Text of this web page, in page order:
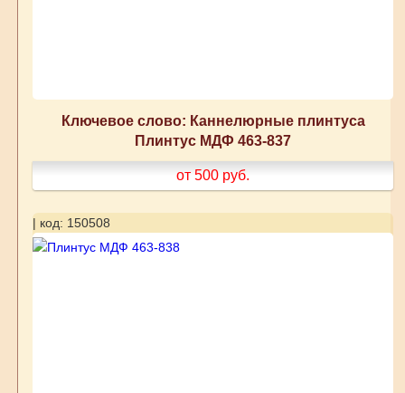
Ключевое слово: Каннелюрные плинтуса
Плинтус МДФ 463-837
от 500 руб.
| код: 150508